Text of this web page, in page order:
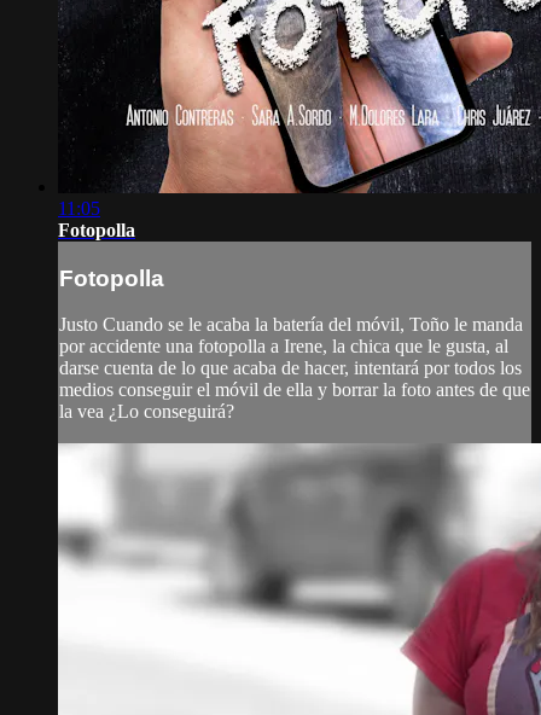
11:05
Fotopolla
Fotopolla
Justo Cuando se le acaba la batería del móvil, Toño le manda
por accidente una fotopolla a Irene, la chica que le gusta, al
darse cuenta de lo que acaba de hacer, intentará por todos los
medios conseguir el móvil de ella y borrar la foto antes de que
la vea ¿Lo conseguirá?